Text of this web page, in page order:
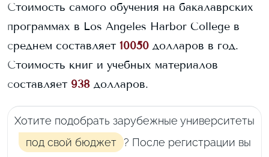
Стоимость самого обучения на бакалаврских
программах в Los Angeles Harbor College в
среднем составляет 10050 долларов в год.
Стоимость книг и учебных материалов
составляет 938 долларов.
Хотите подобрать зарубежные университеты
под свой бюджет ? После регистрации вы